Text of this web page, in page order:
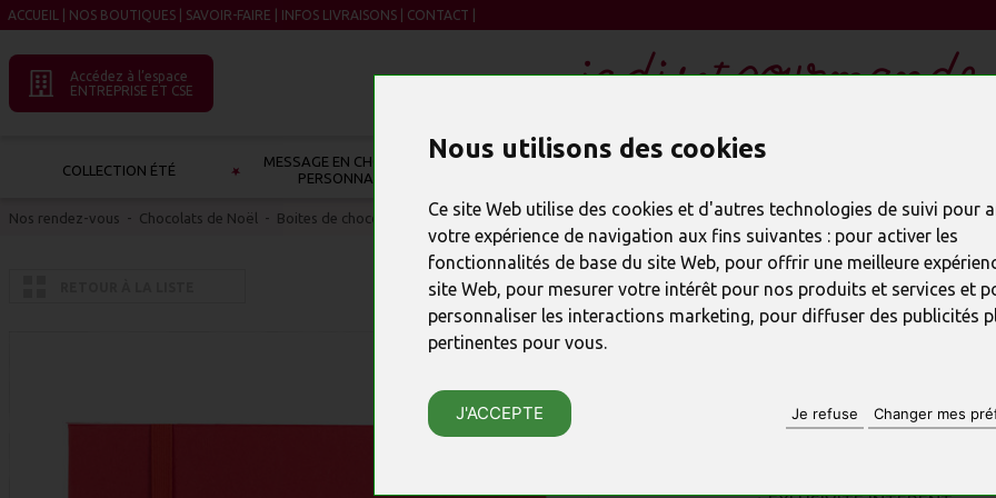
Nous utilisons des cookies
Ce site Web utilise des cookies et d'autres technologies de suivi pour
votre expérience de navigation aux fins suivantes : pour activer les
fonctionnalités de base du site Web, pour offrir une meilleure
site Web, pour mesurer votre intérêt pour nos produits et services et
personnaliser les interactions marketing, pour diffuser des publicités
pertinentes pour vous.
J'ACCEPTE Je refuse Changer mes
ACCUEIL NOS BOUTIQUES| SAVOIR-FAIRE INFOS LIVRAISONS| CONTACT
Accédez à l’espace
ENTREPRISE ET CSE
COLLECTION ÉTÉ
MESSAGE EN CHOCOLAT À
PERSONNALISER
Nos rendez-vous - Chocolats de Noël - Boites de chocolats de Noël
PRODUIT PRÉCÉDENT
RÉFÉRENCE : 23888
♦ Un bel assortiment pour un
♦ on adore, les barres en